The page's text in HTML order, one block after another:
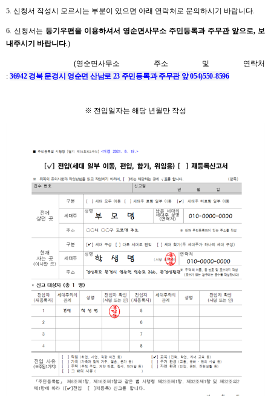
5. 신청서 작성시 모르시는 부분이 있으면 아래 연락처로 문의하시기 바랍니다.
6. 신청서는 등기우편을 이용하셔서 영순면사무소 주민등록과 주무관 앞으로, 보
내주시기 바랍니다.)
(영순면사무소 주소 및 연락처
: 36942 경북 문경시 영순면 산남로 23 주민등록과 주무관 앞 054)550-8596
※ 전입일자는 해당 년월만 작성